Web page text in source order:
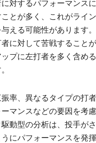
対するパフォーマンス
とが多く、これがライ
える可能性があります。
に対して苦戦すること
プに左打者を多く含め
率、異なるタイプの打
マンスなどの要因を考
動型の分析は、投手が
にパフォーマンスを発